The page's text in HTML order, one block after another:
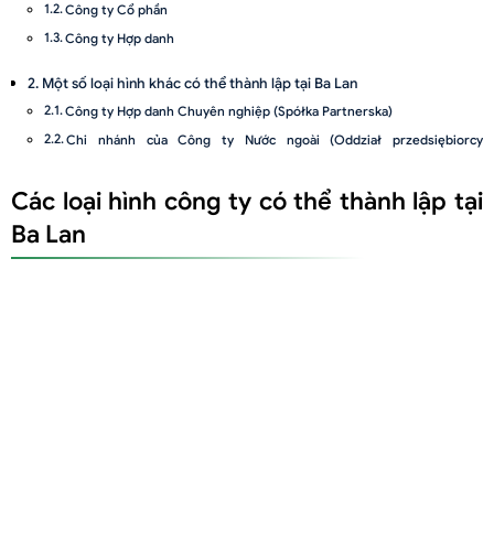
Công ty Cổ phần
Công ty Hợp danh
Một số loại hình khác có thể thành lập tại Ba Lan
Công ty Hợp danh Chuyên nghiệp (Spółka Partnerska)
Chi nhánh của Công ty Nước ngoài (Oddział przedsiębiorcy
Văn phòng Đại diện của Công ty Nước ngoài (Przedstawicielstwo
przedsiębiorcy zagranicznego)
Các loại hình công ty có thể thành lập tại
Ba Lan